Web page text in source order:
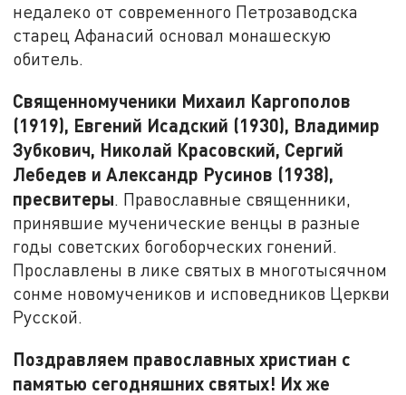
недалеко от современного Петрозаводска
старец Афанасий основал монашескую
обитель.
Священномученики Михаил Каргополов
(1919), Евгений Исадский (1930), Владимир
Зубкович, Николай Красовский, Сергий
Лебедев и Александр Русинов (1938),
пресвитеры. Православные священники,
принявшие мученические венцы в разные
годы советских богоборческих гонений.
Прославлены в лике святых в многотысячном
сонме новомучеников и исповедников Церкви
Русской.
Поздравляем православных христиан с
памятью сегодняшних святых! Их же